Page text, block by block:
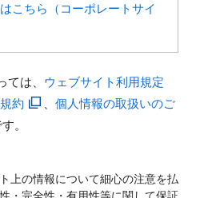
こちら（コーポレートサイ
は、 ウェブサイト利用規定
約
個人情報の取扱いのご
。
上の情報について細心の注意を払
・完全性・有用性等に関して保証